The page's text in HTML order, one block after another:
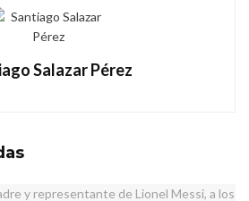
Salazar Pérez